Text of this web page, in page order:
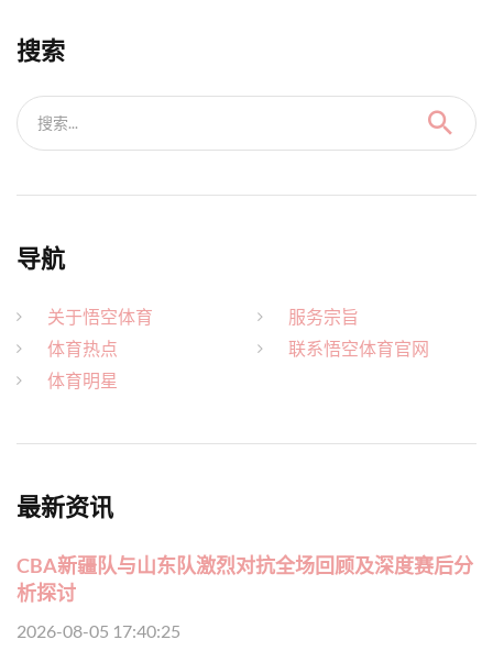
搜索
搜索...
导航
关于悟空体育
体育热点
体育明星
服务宗旨
联系悟空体育官网
最新资讯
CBA新疆队与山东队激烈对抗全场回顾及深度赛后分
析探讨
2026-08-05 17:40:25